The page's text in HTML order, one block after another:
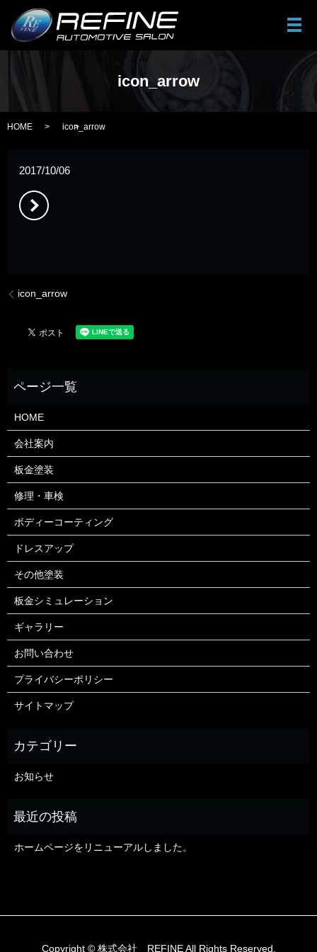
メ
icon_arrow
HOME icon_arrow
2017/10/06
icon_arrow
HOME
会社案内
板金塗装
修理・車検
ボディーコーティング
ドレスアップ
その他塗装
板金シミュレーション
ギャラリー
お問い合わせ
プライバシーポリシー
サイトマップ
お知らせ
ホームページをリニューアルしました。
Copyright © 株式会社 REFINE All Rights Reserved.